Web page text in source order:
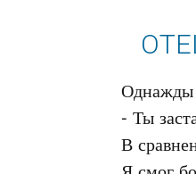
Однажды
- Ты
В